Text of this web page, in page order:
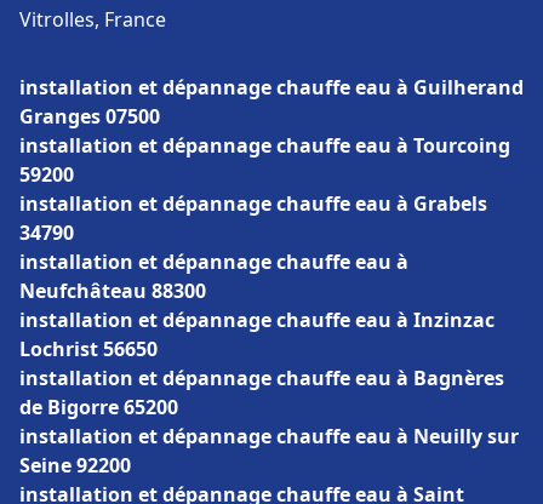
Vitrolles, France
installation et dépannage chauffe eau à Guilherand
Granges 07500
installation et dépannage chauffe eau à Tourcoing
59200
installation et dépannage chauffe eau à Grabels
34790
installation et dépannage chauffe eau à
Neufchâteau 88300
installation et dépannage chauffe eau à Inzinzac
Lochrist 56650
installation et dépannage chauffe eau à Bagnères
de Bigorre 65200
installation et dépannage chauffe eau à Neuilly sur
Seine 92200
installation et dépannage chauffe eau à Saint